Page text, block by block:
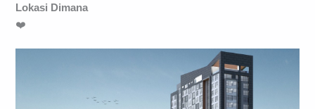
Lokasi Dimana
❤️